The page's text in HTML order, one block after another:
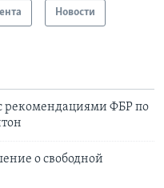
Новости
рекомендациями ФБР по
о свободной